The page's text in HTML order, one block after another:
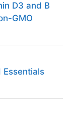
D3 and B
GMO